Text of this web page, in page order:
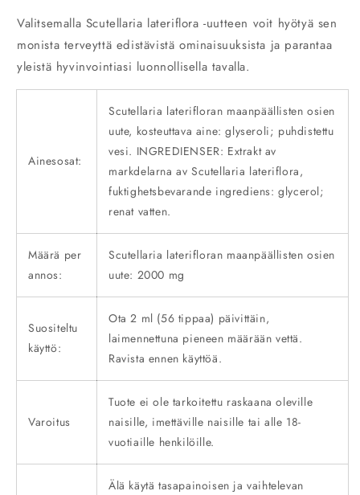
Valitsemalla Scutellaria lateriflora -uutteen voit hyötyä sen
monista terveyttä edistävistä ominaisuuksista ja parantaa
yleistä hyvinvointiasi luonnollisella tavalla.
Ainesosat:
Scutellaria laterifloran maanpäällisten osien
uute, kosteuttava aine: glyseroli; puhdistettu
vesi. INGREDIENSER: Extrakt av
markdelarna av Scutellaria lateriflora,
fuktighetsbevarande ingrediens: glycerol;
renat vatten.
Määrä per
annos:
Scutellaria laterifloran maanpäällisten osien
uute: 2000 mg
Suositeltu
käyttö:
Ota 2 ml (56 tippaa) päivittäin,
laimennettuna pieneen määrään vettä.
Ravista ennen käyttöä.
Varoitus
Tuote ei ole tarkoitettu raskaana oleville
naisille, imettäville naisille tai alle 18-
vuotiaille henkilöille.
Älä käytä tasapainoisen ja vaihtelevan